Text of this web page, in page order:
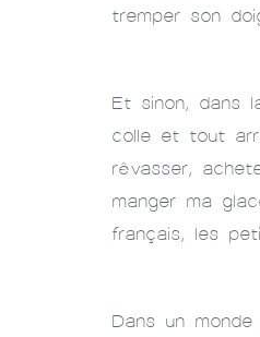
tremper son
Et sinon, dans
colle et tout
rêvasser,
manger ma
français, les
Dans un